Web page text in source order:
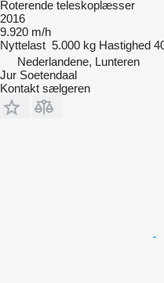
Roterende teleskoplæsser
2016
9.920 m/h
Nyttelast 5.000 kg Hastighed
Nederlandene, Lunteren
Jur Soetendaal
Kontakt sælgeren